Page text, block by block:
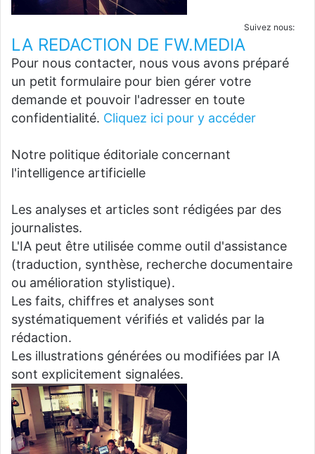
Suivez nous:
LA REDACTION DE FW.MEDIA
Pour nous contacter, nous vous avons préparé
un petit formulaire pour bien gérer votre
demande et pouvoir l'adresser en toute
confidentialité. Cliquez ici pour y accéder
Notre politique éditoriale concernant
l'intelligence artificielle
Les analyses et articles sont rédigées par des
journalistes.
L'IA peut être utilisée comme outil d'assistance
(traduction, synthèse, recherche documentaire
ou amélioration stylistique).
Les faits, chiffres et analyses sont
systématiquement vérifiés et validés par la
rédaction.
Les illustrations générées ou modifiées par IA
sont explicitement signalées.